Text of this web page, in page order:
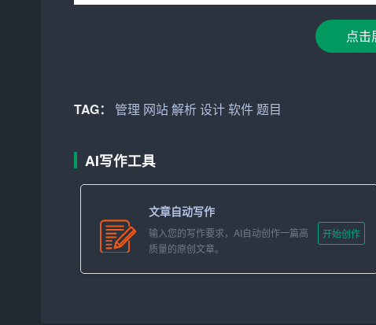
选择题是软考笔试中常见的题型，主要考察考生对计
A. 资源 管理
C. 文件管理
D. 网络管理
解析：操作系统的功能主要包括进程管理、存储管理
作系统的功能，而选项D属于网络技术的范畴，故选D
点击
TAG： 管理 网站解析设计软件题目
AI写作工具
文章自动写作
输入您的写作要求，AI自动创作一篇高
质量的原创文章。
开始创作